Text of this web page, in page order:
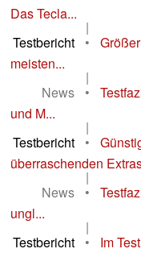
Das Tecla...
|
Testbericht
•
meisten...
|
News
•
und M...
|
Testbericht
•
überraschenden
|
News
•
ungl...
|
Testbericht
•
Im